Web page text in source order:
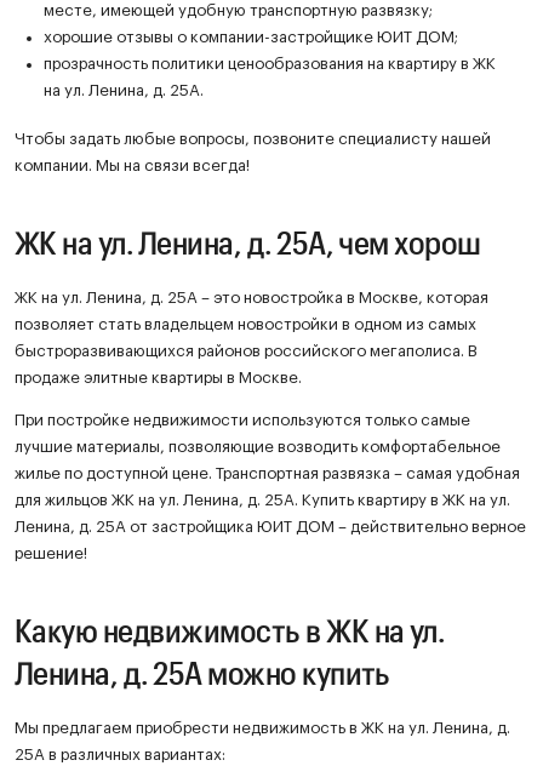
месте, имеющей удобную транспортную развязку;
хорошие отзывы о компании-застройщике ЮИТ ДОМ;
прозрачность политики ценообразования на квартиру в ЖК
на ул. Ленина, д. 25А.
Чтобы задать любые вопросы, позвоните специалисту нашей
компании. Мы на связи всегда!
ЖК на ул. Ленина, д. 25А, чем хорош
ЖК на ул. Ленина, д. 25А – это новостройка в Москве, которая
позволяет стать владельцем новостройки в одном из самых
быстроразвивающихся районов российского мегаполиса. В
продаже элитные квартиры в Москве.
При постройке недвижимости используются только самые
лучшие материалы, позволяющие возводить комфортабельное
жилье по доступной цене. Транспортная развязка – самая удобная
для жильцов ЖК на ул. Ленина, д. 25А. Купить квартиру в ЖК на ул.
Ленина, д. 25А от застройщика ЮИТ ДОМ – действительно верное
решение!
Какую недвижимость в ЖК на ул.
Ленина, д. 25А можно купить
Мы предлагаем приобрести недвижимость в ЖК на ул. Ленина, д.
25А в различных вариантах: